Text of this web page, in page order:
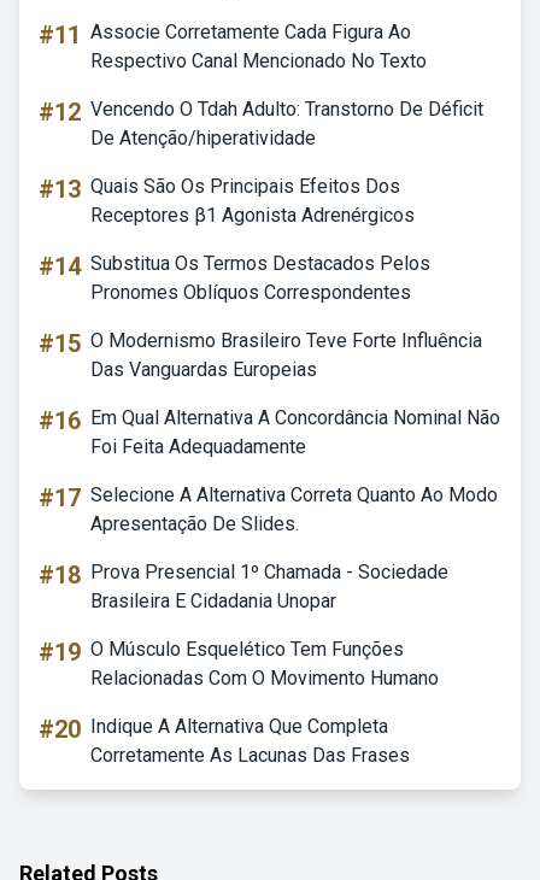
#11 Associe Corretamente Cada Figura Ao
Respectivo Canal Mencionado No Texto
#12 Vencendo O Tdah Adulto: Transtorno De Déficit
De Atenção/hiperatividade
#13 Quais São Os Principais Efeitos Dos
Receptores β1 Agonista Adrenérgicos
#14 Substitua Os Termos Destacados Pelos
Pronomes Oblíquos Correspondentes
#15 O Modernismo Brasileiro Teve Forte Influência
Das Vanguardas Europeias
#16 Em Qual Alternativa A Concordância Nominal Não
Foi Feita Adequadamente
#17 Selecione A Alternativa Correta Quanto Ao Modo
Apresentação De Slides.
#18 Prova Presencial 1º Chamada - Sociedade
Brasileira E Cidadania Unopar
#19 O Músculo Esquelético Tem Funções
Relacionadas Com O Movimento Humano
#20 Indique A Alternativa Que Completa
Corretamente As Lacunas Das Frases
Related Posts